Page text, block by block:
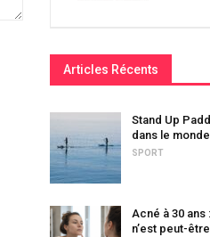
Articles Récents
Stand Up
dans le
SPORT
Acné à 30
n’est peut-